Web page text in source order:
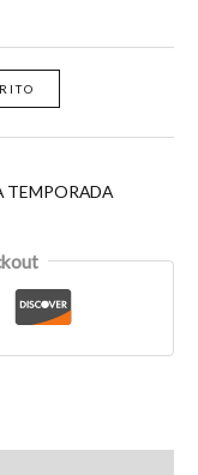
TEMPORADA